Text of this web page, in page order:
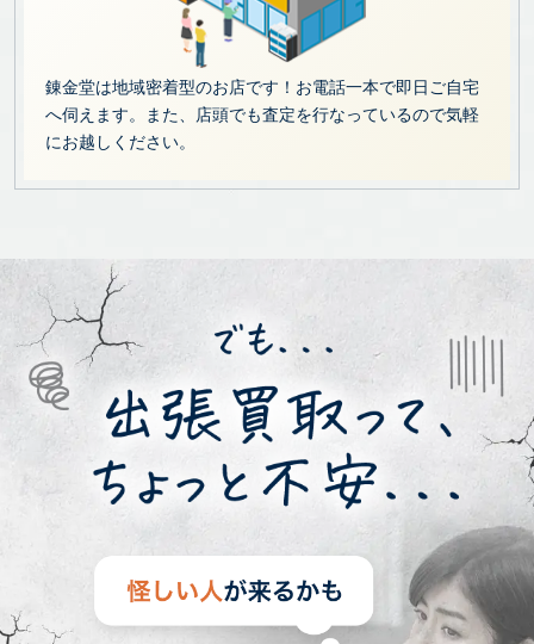
錬金堂は地域密着型のお店です！お電話一本で即日ご自宅
へ伺えます。また、店頭でも査定を行なっているので気軽
にお越しください。